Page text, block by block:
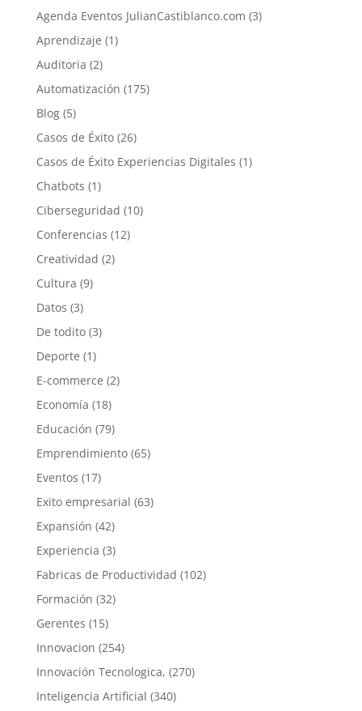
Agenda Eventos JulianCastiblanco.com (3)
Aprendizaje (1)
Auditoria (2)
Automatización (175)
Blog(5)
Casos de Éxito(26)
Casos de Éxito Experiencias Digitales (1)
Chatbots (1)
Ciberseguridad (10)
Conferencias (12)
Creatividad (2)
Cultura (9)
Datos (3)
De todito(3)
Deporte (1)
E-commerce (2)
Economía (18)
Educación (79)
Emprendimiento(65)
Eventos (17)
Exito empresarial (63)
Expansión (42)
Experiencia (3)
Fabricas de Productividad (102)
Formación (32)
Gerentes (15)
Innovacion (254)
Innovación Tecnologica, (270)
Inteligencia Artificial (340)